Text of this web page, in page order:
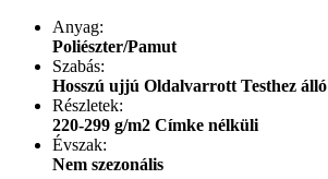
Anyag:
Poliészter/Pamut
Szabás:
Hosszú ujjú Oldalvarrott Testhez álló
Részletek:
220-299 g/m2 Címke nélküli
Évszak:
Nem szezonális